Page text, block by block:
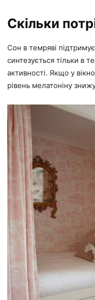
Скільки
Сон в темряві
синтезується тільки в
активності. Якщо у
рівень мелатоніну